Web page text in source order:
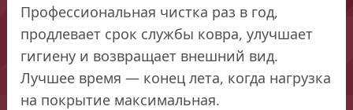
Профессиональная чистка раз в год,
продлевает срок службы ковра, улучшает
гигиену и возвращает внешний вид.
Лучшее время — конец лета, когда нагрузка
на покрытие максимальная.